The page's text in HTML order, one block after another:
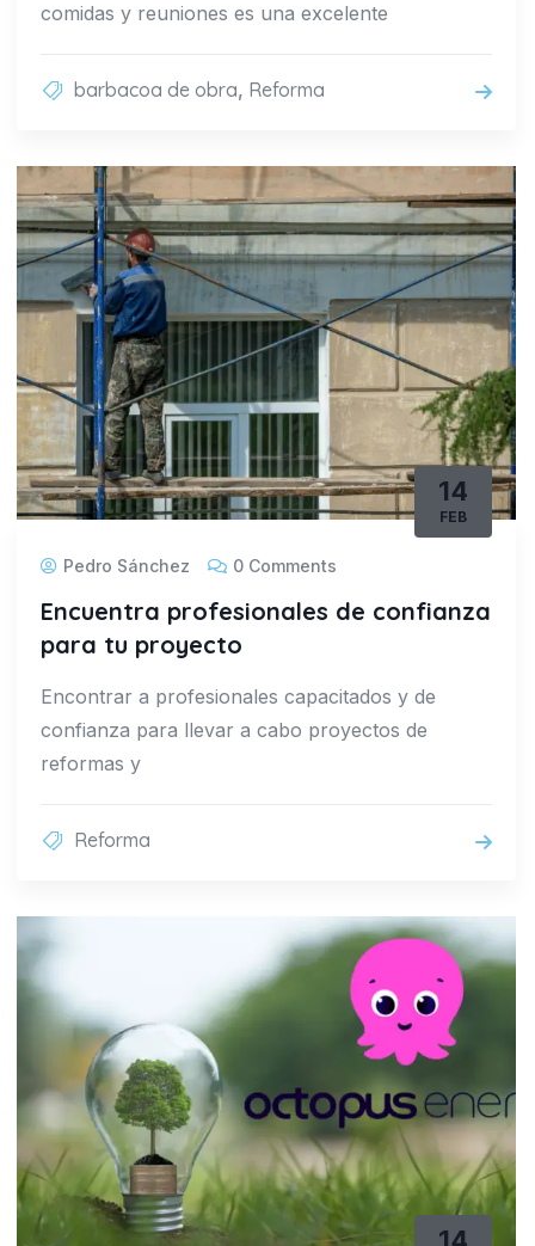
comidas y reuniones es una excelente
barbacoa de obra, Reforma
14
FEB
Pedro Sánchez 0 Comments
Encuentra profesionales de confianza
para tu proyecto
Encontrar a profesionales capacitados y de
confianza para llevar a cabo proyectos de
reformas y
Reforma